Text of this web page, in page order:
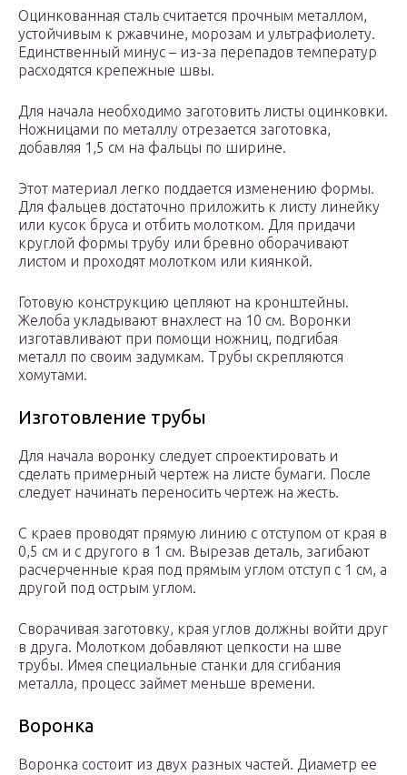
Оцинкованная сталь считается прочным металлом,
устойчивым к ржавчине, морозам и ультрафиолету.
Единственный минус – из-за перепадов температур
расходятся крепежные швы.
Для начала необходимо заготовить листы оцинковки.
Ножницами по металлу отрезается заготовка,
добавляя 1,5 см на фальцы по ширине.
Этот материал легко поддается изменению формы.
Для фальцев достаточно приложить к листу линейку
или кусок бруса и отбить молотком. Для придачи
круглой формы трубу или бревно оборачивают
листом и проходят молотком или киянкой.
Готовую конструкцию цепляют на кронштейны.
Желоба укладывают внахлест на 10 см. Воронки
изготавливают при помощи ножниц, подгибая
металл по своим задумкам. Трубы скрепляются
хомутами.
Изготовление трубы
Для начала воронку следует спроектировать и
сделать примерный чертеж на листе бумаги. После
следует начинать переносить чертеж на жесть.
С краев проводят прямую линию с отступом от края в
0,5 см и с другого в 1 см. Вырезав деталь, загибают
расчерченные края под прямым углом отступ с 1 см, а
другой под острым углом.
Сворачивая заготовку, края углов должны войти друг
в друга. Молотком добавляют цепкости на шве
трубы. Имея специальные станки для сгибания
металла, процесс займет меньше времени.
Воронка
Воронка состоит из двух разных частей. Диаметр ее